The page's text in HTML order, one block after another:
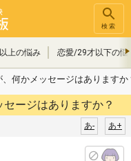
検索
上の悩み 恋愛/29才以下の悩
何かメッセージはありますか
ージはありますか？
あ+
あ-